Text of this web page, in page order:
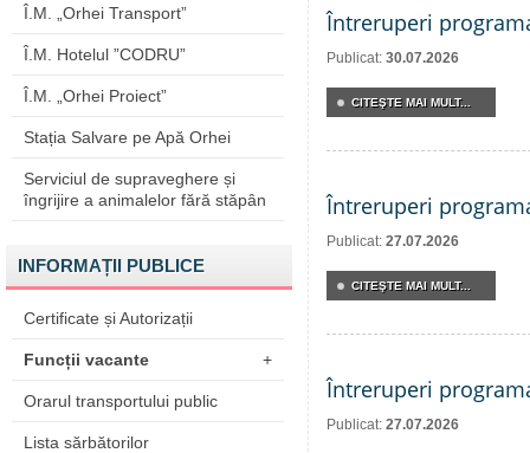
Î.M. „Orhei Transport”
Î.M. Hotelul ”CODRU”
Î.M. „Orhei Proiect”
Stația Salvare pe Apă Orhei
Serviciul de supraveghere și
îngrijire a animalelor fără stăpân
INFORMAȚII PUBLICE
Certificate și Autorizații
Funcții vacante +
Orarul transportului public
Lista sărbătorilor
Întreruperi
Publicat: 30.07.2026
CITEŞTE MAI MULT...
Întreruperi
Publicat: 27.07.2026
CITEŞTE MAI MULT...
Întreruperi
Publicat: 27.07.2026